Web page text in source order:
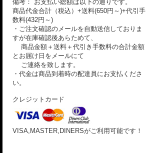
備考： お支払い総額は以下の通りです。
商品代金合計（税込）+送料(650円～)+代引手
数料(432円～)
・ご注文確認のメールを自動送信しておりま
すが在庫確認後あらためて、
商品金額＋送料＋代引き手数料の合計金額
とお届け日をメールにて
ご連絡を致します。
・代金は商品到着時の配達員にお支払くださ
い。
クレジットカード
VISA,MASTER,DINERSがご利用可能です！